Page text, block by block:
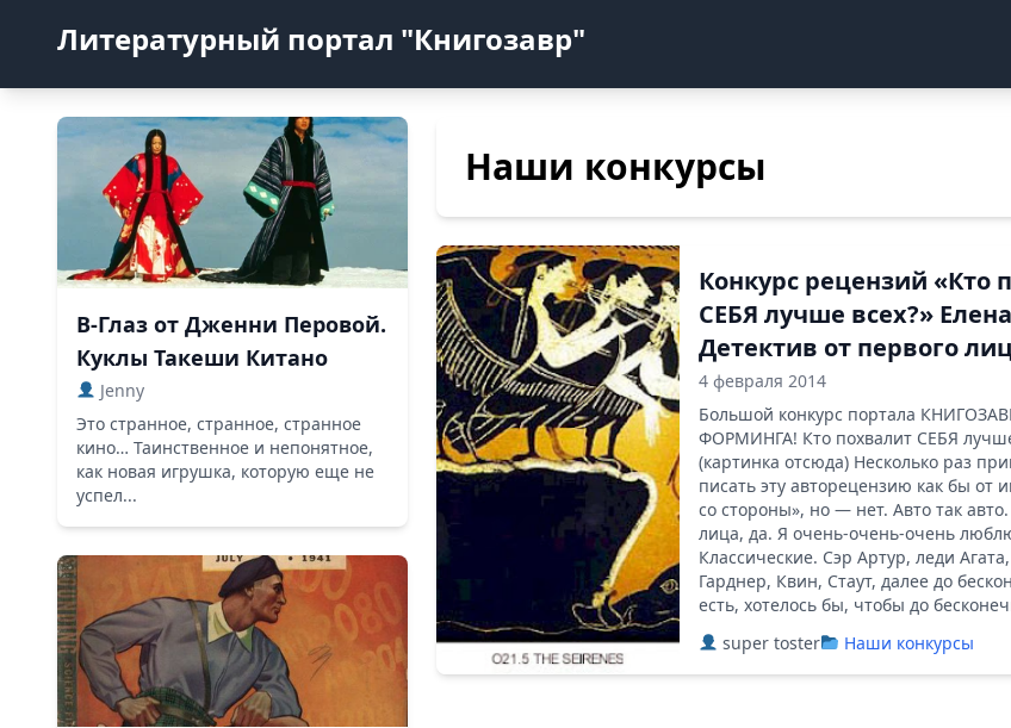
Литературный портал "Книгозавр"
В-Глаз от Дженни Перовой.
Куклы Такеши Китано
Jenny
Это странное, странное, странное
кино… Таинственное и непонятное,
как новая игрушка, которую еще не
успел...
Наши конкурсы
Конкурс рецензий «Кто
СЕБЯ лучше всех?»
Детектив от первого
4 февраля 2014
Большой конкурс портала
ФОРМИНГА! Кто похвалит СЕБЯ
(картинка отсюда) Несколько раз
писать эту авторецензию как бы от
со стороны», но — нет. Авто так
лица, да. Я очень-очень-очень
Классические. Сэр Артур, леди
Гарднер, Квин, Стаут, далее до
есть, хотелось бы, чтобы до
super toster
Наши конкурсы